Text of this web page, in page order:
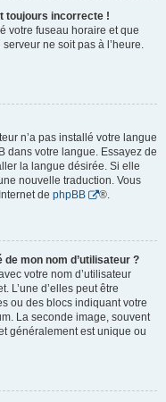
toujours incorrecte !
votre fuseau horaire et que
ne soit pas à l’heure.
n’a pas installé votre langue
dans votre langue. Essayez de
la langue désirée. Si elle
nouvelle traduction. Vous
de phpBB ®.
mon nom d’utilisateur ?
votre nom d’utilisateur
L’une d’elles peut être
ou des blocs indiquant votre
La seconde image, souvent
généralement est unique ou